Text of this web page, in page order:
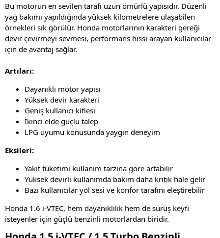
Bu motorun en sevilen tarafı uzun ömürlü yapısıdır. Düzenli
yağ bakımı yapıldığında yüksek kilometrelere ulaşabilen
örnekleri sık görülür. Honda motorlarının karakteri gereği
devir çevirmeyi sevmesi, performans hissi arayan kullanıcılar
için de avantaj sağlar.
Artıları:
Dayanıklı motor yapısı
Yüksek devir karakteri
Geniş kullanıcı kitlesi
İkinci elde güçlü talep
LPG uyumu konusunda yaygın deneyim
Eksileri:
Yakıt tüketimi kullanım tarzına göre artabilir
Yüksek devirli kullanımda bakım daha kritik hale gelir
Bazı kullanıcılar yol sesi ve konfor tarafını eleştirebilir
Honda 1.6 i-VTEC, hem dayanıklılık hem de sürüş keyfi
isteyenler için güçlü benzinli motorlardan biridir.